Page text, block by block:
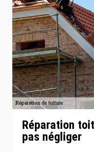
Réparation
pas négliger